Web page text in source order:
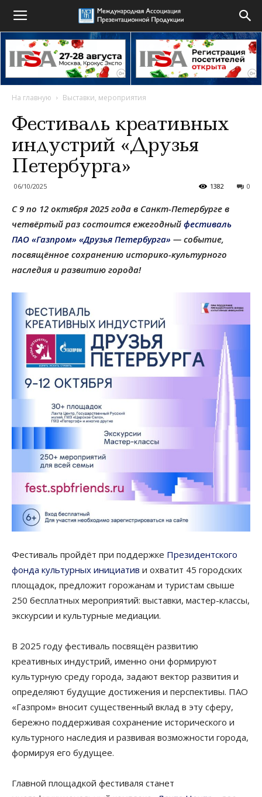
На главную Выставки, мероприятия
Фестиваль креативных
индустрий «Друзья
Петербурга»
06/10/2025 0
1382
С 9 по 12 октября 2025 года в Санкт-Петербурге в
четвёртый раз состоится ежегодный фестиваль
ПАО «Газпром» «Друзья Петербурга» — событие,
посвящённое сохранению историко-культурного
наследия и развитию города!
Фестиваль пройдёт при поддержке Президентского
фонда культурных инициатив и охватит 45 городских
площадок, предложит горожанам и туристам свыше
250 бесплатных мероприятий: выставки, мастер-классы,
экскурсии и культурные медиации.
В 2025 году фестиваль посвящён развитию
креативных индустрий, именно они формируют
культурную среду города, задают вектор развития и
определяют будущие достижения и перспективы. ПАО
«Газпром» вносит существенный вклад в эту сферу,
бережно поддерживая сохранение исторического и
культурного наследия и развивая возможности города,
формируя его будущее.
Главной площадкой фестиваля станет